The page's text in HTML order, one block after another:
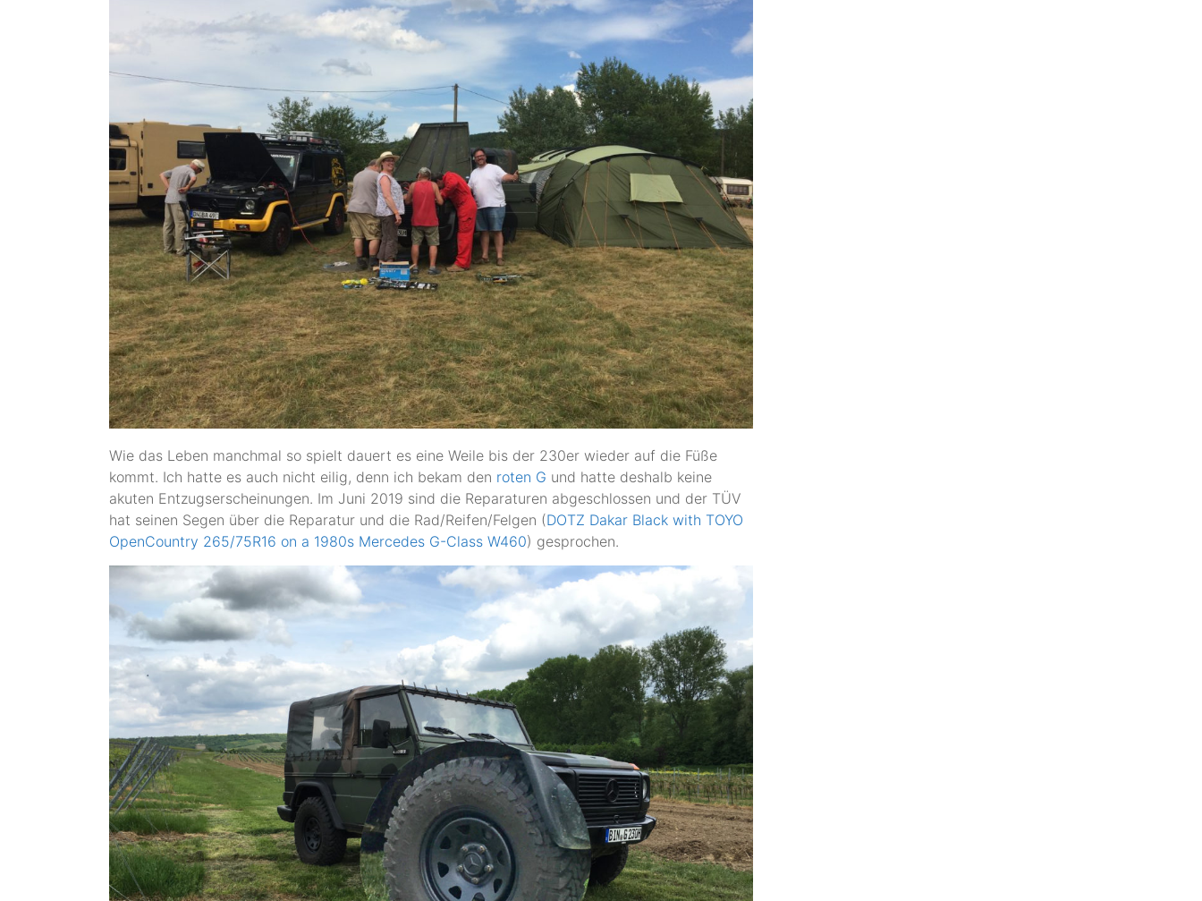
Wie das Leben manchmal so spielt dauert es eine Weile bis der 230er wieder auf die Füße
kommt. Ich hatte es auch nicht eilig, denn ich bekam den roten G und hatte deshalb keine
akuten Entzugserscheinungen. Im Juni 2019 sind die Reparaturen abgeschlossen und der TÜV
hat seinen Segen über die Reparatur und die Rad/Reifen/Felgen (DOTZ Dakar Black with TOYO
OpenCountry 265/75R16 on a 1980s Mercedes G-Class W460) gesprochen.